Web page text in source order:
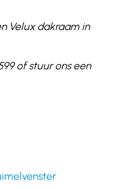
Velux dakraam in
of stuur ons een